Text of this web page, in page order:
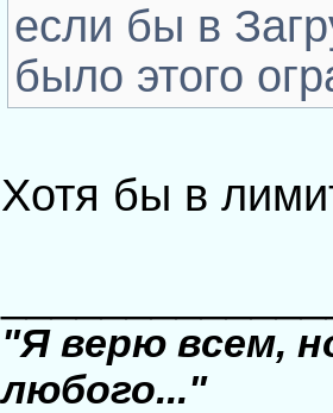
если бы в
было этого
Хотя бы в
"Я верю всем,
любого..."